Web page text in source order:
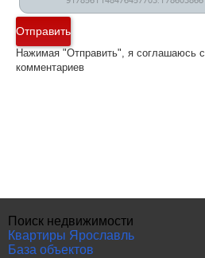
Отправить
Нажимая "Отправить", я соглашаюсь с
комментариев
Поиск недвижимости
Квартиры Ярославль
База объектов